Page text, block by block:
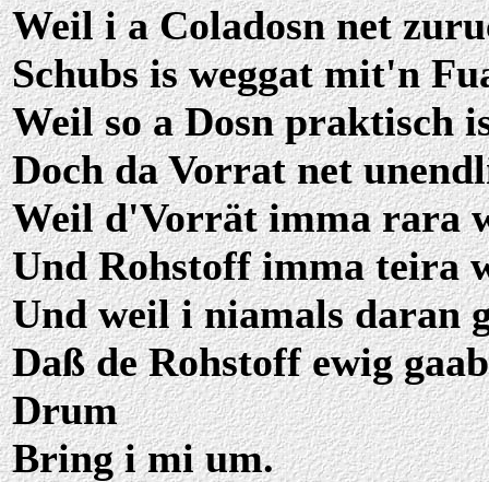
Weil i a Coladosn net
Schubs is weggat mit'n
Weil so a Dosn praktisch
Doch da Vorrat net
Weil d'Vorrät imma rara
Und Rohstoff imma teira
Und weil i niamals daran
Daß de Rohstoff ewig
Drum
Bring i mi um.